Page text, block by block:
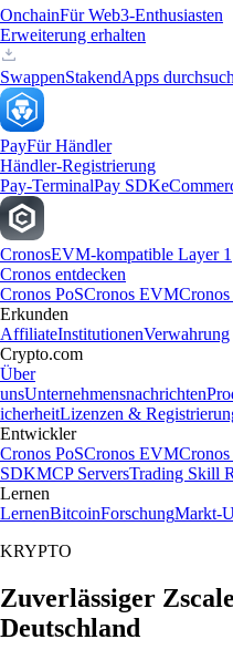
OnchainFür Web3-Enthusiasten
Erweiterung erhalten
SwappenStakendApps
PayFür Händler
Händler-Registrierung
Pay-TerminalPay SDK
CronosEVM-kompatible Layer 1
Cronos entdecken
Cronos PoSCronos EVM
Erkunden
AffiliateInstitutionenVerwahrung
Crypto.com
Über
unsUnternehmensnachrichten
icherheitLizenzen &
Entwickler
Cronos PoSCronos EVM
SDKMCP ServersTrading Skill
Lernen
LernenBitcoinForschungMarkt-
KRYPTO
Zuverlässiger
Deutschland